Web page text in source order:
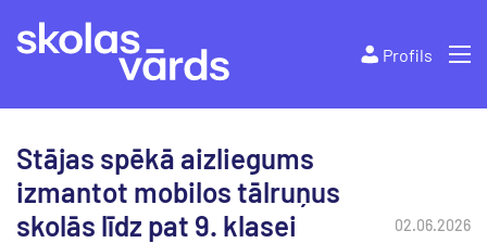
Profils
Stājas spēkā aizliegums
izmantot mobilos tālruņus
skolās līdz pat 9. klasei
02.06.2026